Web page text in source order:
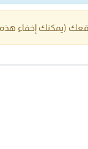
(يمكنك إخفاء هذه